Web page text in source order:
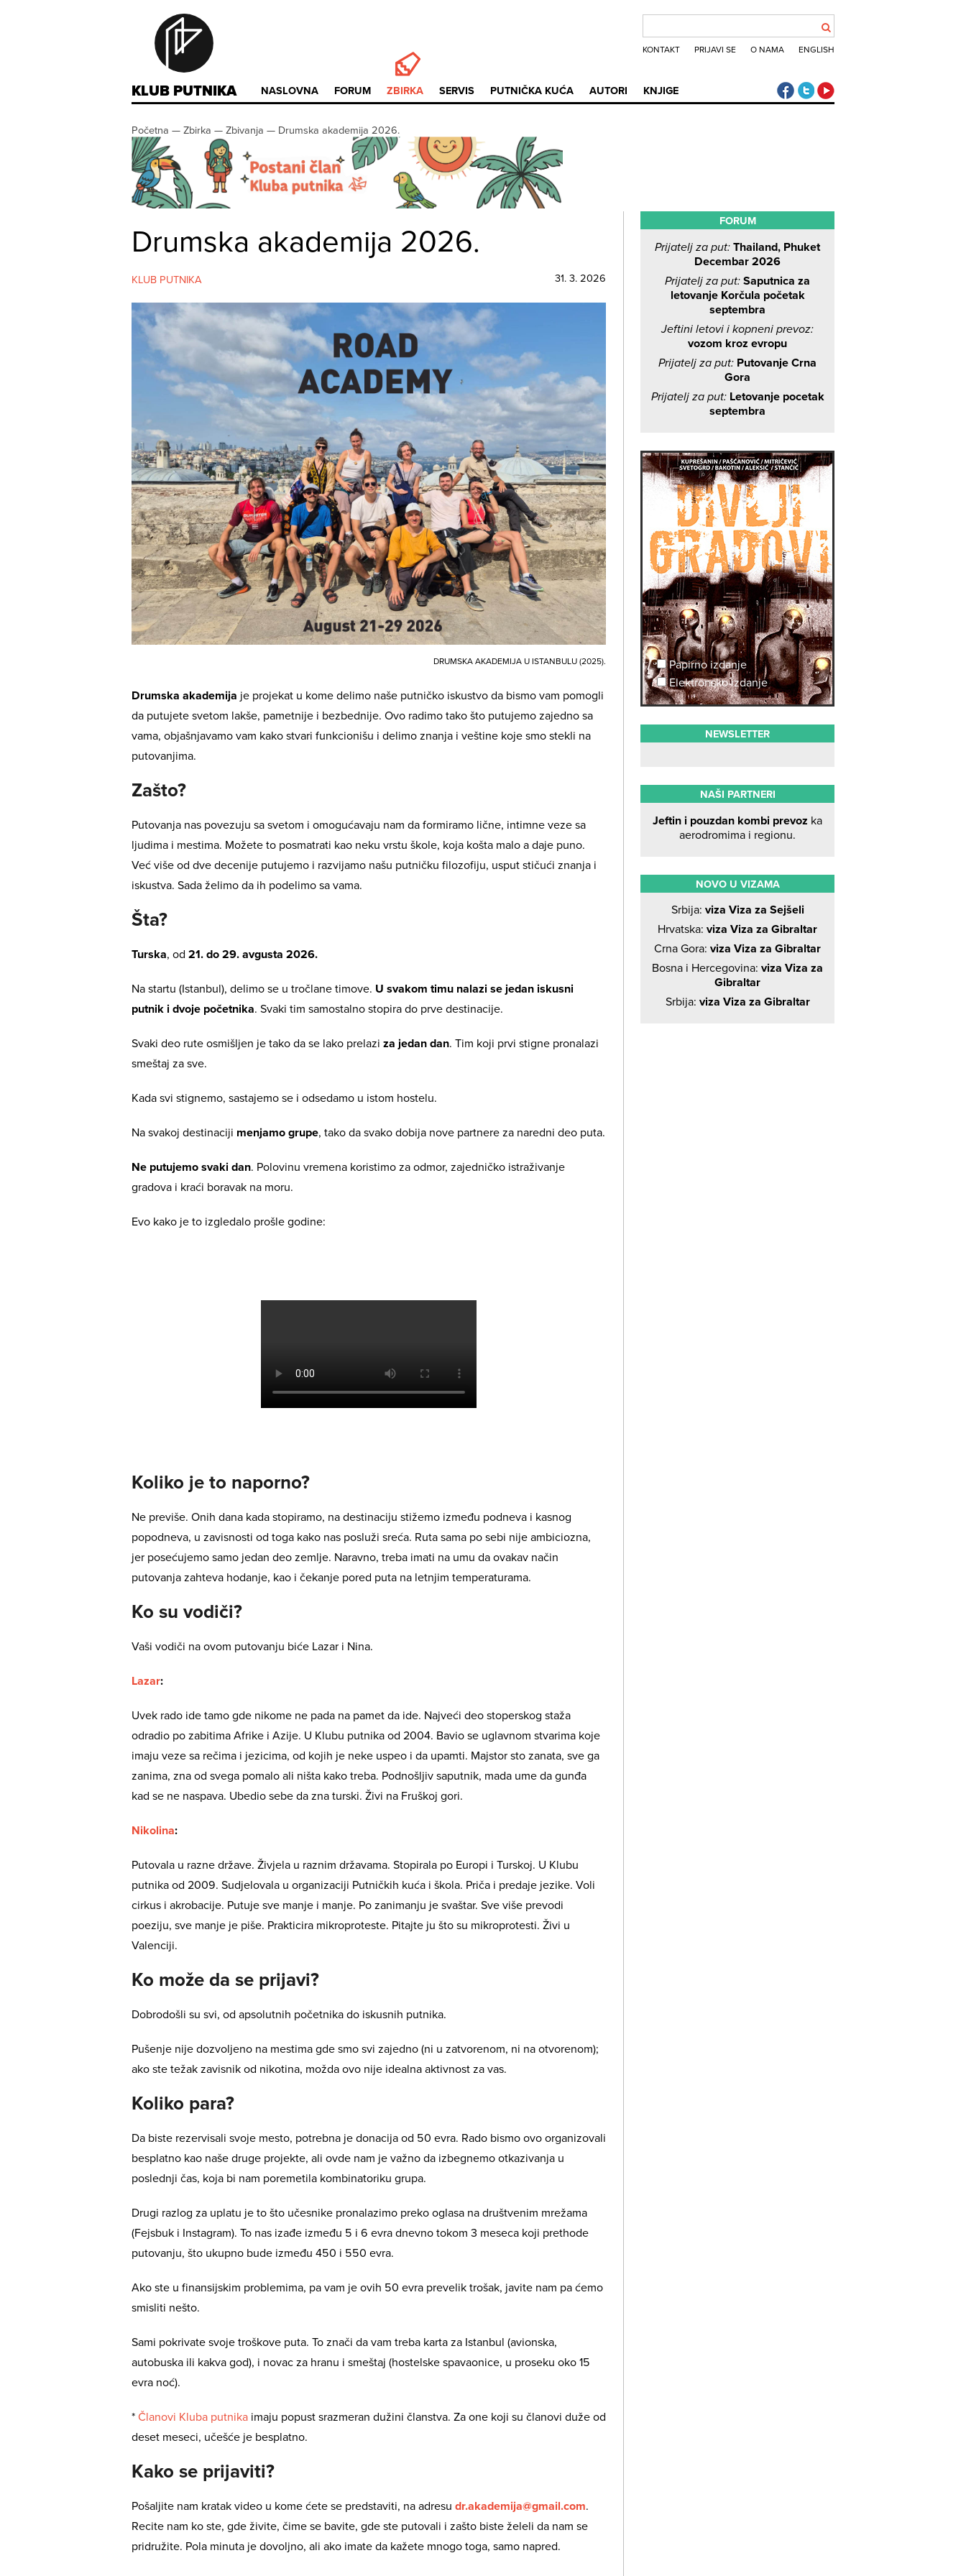
KLUB PUTNIKA
KONTAKT PRIJAVI SE O NAMA ENGLISH
NASLOVNA FORUM ZBIRKA SERVIS PUTNIČKA KUĆA AUTORI KNJIGE Klub putnika Facebook
Klub putnika Twitter
Početna — Zbirka — Zbivanja — Drumska akademija 2026.
Drumska akademija 2026.
KLUB PUTNIKA 31. 3. 2026
DRUMSKA AKADEMIJA U ISTANBULU (2025).
Drumska akademija je projekat u kome delimo naše putničko iskustvo da bismo vam pomogli
da putujete svetom lakše, pametnije i bezbednije. Ovo radimo tako što putujemo zajedno sa
vama, objašnjavamo vam kako stvari funkcionišu i delimo znanja i veštine koje smo stekli na
putovanjima.
Zašto?
Putovanja nas povezuju sa svetom i omogućavaju nam da formiramo lične, intimne veze sa
ljudima i mestima. Možete to posmatrati kao neku vrstu škole, koja košta malo a daje puno.
Već više od dve decenije putujemo i razvijamo našu putničku filozofiju, usput stičući znanja i
iskustva. Sada želimo da ih podelimo sa vama.
Šta?
Turska, od 21. do 29. avgusta 2026.
Na startu (Istanbul), delimo se u tročlane timove. U svakom timu nalazi se jedan iskusni
putnik i dvoje početnika. Svaki tim samostalno stopira do prve destinacije.
Svaki deo rute osmišljen je tako da se lako prelazi za jedan dan. Tim koji prvi stigne pronalazi
smeštaj za sve.
Kada svi stignemo, sastajemo se i odsedamo u istom hostelu.
Na svakoj destinaciji menjamo grupe, tako da svako dobija nove partnere za naredni deo puta.
Ne putujemo svaki dan. Polovinu vremena koristimo za odmor, zajedničko istraživanje
gradova i kraći boravak na moru.
Evo kako je to izgledalo prošle godine:
Koliko je to naporno?
Ne previše. Onih dana kada stopiramo, na destinaciju stižemo između podneva i kasnog
popodneva, u zavisnosti od toga kako nas posluži sreća. Ruta sama po sebi nije ambiciozna,
jer posećujemo samo jedan deo zemlje. Naravno, treba imati na umu da ovakav način
putovanja zahteva hodanje, kao i čekanje pored puta na letnjim temperaturama.
Ko su vodiči?
Vaši vodiči na ovom putovanju biće Lazar i Nina.
Lazar:
Uvek rado ide tamo gde nikome ne pada na pamet da ide. Najveći deo stoperskog staža
odradio po zabitima Afrike i Azije. U Klubu putnika od 2004. Bavio se uglavnom stvarima koje
imaju veze sa rečima i jezicima, od kojih je neke uspeo i da upamti. Majstor sto zanata, sve ga
zanima, zna od svega pomalo ali ništa kako treba. Podnošljiv saputnik, mada ume da gunđa
kad se ne naspava. Ubedio sebe da zna turski. Živi na Fruškoj gori.
Nikolina:
Putovala u razne države. Živjela u raznim državama. Stopirala po Europi i Turskoj. U Klubu
putnika od 2009. Sudjelovala u organizaciji Putničkih kuća i škola. Priča i predaje jezike. Voli
cirkus i akrobacije. Putuje sve manje i manje. Po zanimanju je svaštar. Sve više prevodi
poeziju, sve manje je piše. Prakticira mikroproteste. Pitajte ju što su mikroprotesti. Živi u
Valenciji.
Ko može da se prijavi?
Dobrodošli su svi, od apsolutnih početnika do iskusnih putnika.
Pušenje nije dozvoljeno na mestima gde smo svi zajedno (ni u zatvorenom, ni na otvorenom);
ako ste težak zavisnik od nikotina, možda ovo nije idealna aktivnost za vas.
Koliko para?
Da biste rezervisali svoje mesto, potrebna je donacija od 50 evra. Rado bismo ovo organizovali
besplatno kao naše druge projekte, ali ovde nam je važno da izbegnemo otkazivanja u
poslednji čas, koja bi nam poremetila kombinatoriku grupa.
Drugi razlog za uplatu je to što učesnike pronalazimo preko oglasa na društvenim mrežama
(Fejsbuk i Instagram). To nas izađe između 5 i 6 evra dnevno tokom 3 meseca koji prethode
putovanju, što ukupno bude između 450 i 550 evra.
Ako ste u finansijskim problemima, pa vam je ovih 50 evra prevelik trošak, javite nam pa ćemo
smisliti nešto.
Sami pokrivate svoje troškove puta. To znači da vam treba karta za Istanbul (avionska,
autobuska ili kakva god), i novac za hranu i smeštaj (hostelske spavaonice, u proseku oko 15
evra noć).
* Članovi Kluba putnika imaju popust srazmeran dužini članstva. Za one koji su članovi duže od
deset meseci, učešće je besplatno.
Kako se prijaviti?
Pošaljite nam kratak video u kome ćete se predstaviti, na adresu dr.akademija@gmail.com.
Recite nam ko ste, gde živite, čime se bavite, gde ste putovali i zašto biste želeli da nam se
pridružite. Pola minuta je dovoljno, ali ako imate da kažete mnogo toga, samo napred.
FORUM
Prijatelj za put: Thailand, Phuket
Decembar 2026
Prijatelj za put: Saputnica za
letovanje Korčula početak
septembra
Jeftini letovi i kopneni prevoz:
vozom kroz evropu
Prijatelj za put: Putovanje Crna
Gora
Prijatelj za put: Letovanje pocetak
septembra
Papirno izdanje
Elektronsko izdanje
NEWSLETTER
NAŠI PARTNERI
Jeftin i pouzdan kombi prevoz ka
aerodromima i regionu.
NOVO U VIZAMA
Srbija: viza Viza za Sejšeli
Hrvatska: viza Viza za Gibraltar
Crna Gora: viza Viza za Gibraltar
Bosna i Hercegovina: viza Viza za
Gibraltar
Srbija: viza Viza za Gibraltar